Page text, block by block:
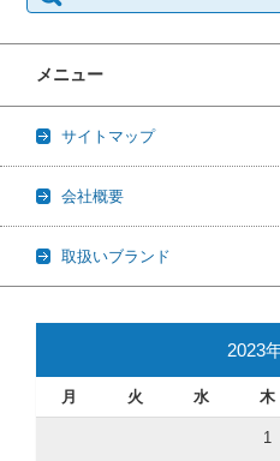
メニュー
サイトマップ
会社概要
取扱いブランド
2023
月 火 水 木
1